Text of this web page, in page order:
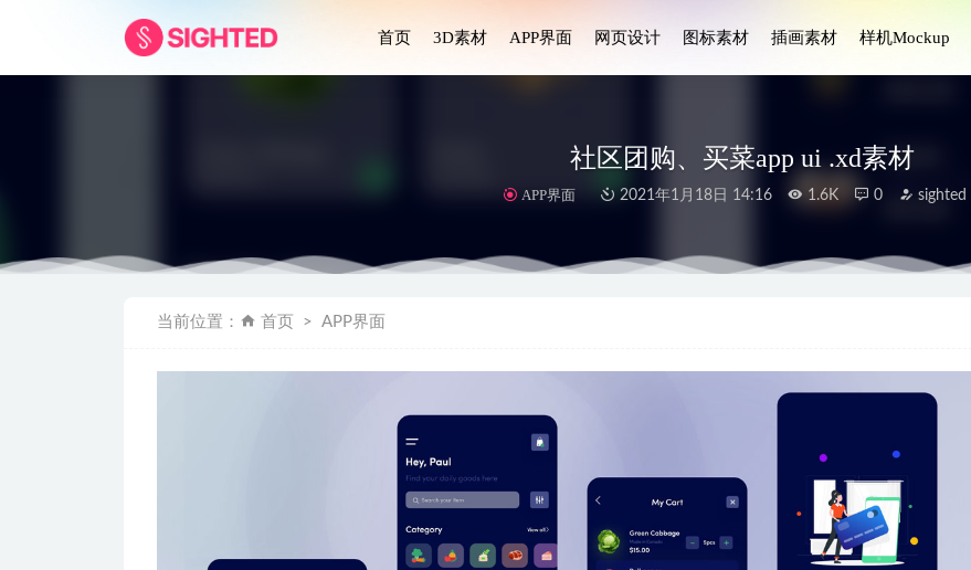
首页 3D素材 APP界面 网页设计 图标素材 插画素材 样机Mockup
社区团购、买菜app ui .xd素材
APP界面 2021年1月18日 14:16 1.6K 0 sighted
当前位置： 首页 APP界面
记账收支记录app ui设计 .fig素材 2022-03-09
Evinly活动预订、票务预订应用程序UI设计素材